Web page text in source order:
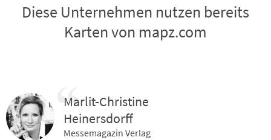
Diese Unternehmen nutzen bereits
Karten von mapz.com
Marlit-Christine
Heinersdorff
Messemagazin Verlag